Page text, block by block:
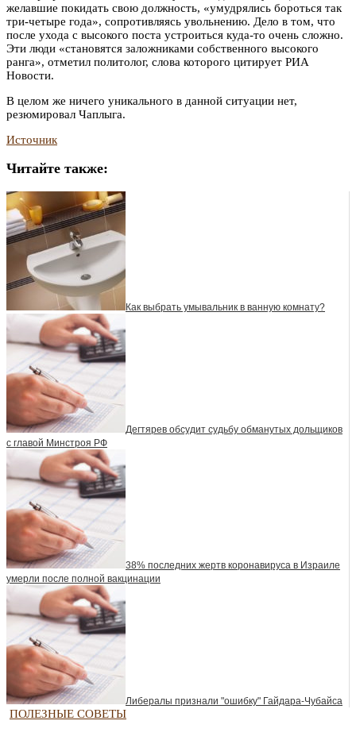
желавшие покидать свою должность, «умудрялись бороться так
три-четыре года», сопротивляясь увольнению. Дело в том, что
после ухода с высокого поста устроиться куда-то очень сложно.
Эти люди «становятся заложниками собственного высокого
ранга», отметил политолог, слова которого цитирует РИА
Новости.
В целом же ничего уникального в данной ситуации нет,
резюмировал Чаплыга.
Источник
Читайте также:
Как выбрать умывальник в ванную комнату?
Дегтярев обсудит судьбу обманутых дольщиков
с главой Минстроя РФ
38% последних жертв коронавируса в Израиле
умерли после полной вакцинации
Либералы признали "ошибку" Гайдара-Чубайса
ПОЛЕЗНЫЕ СОВЕТЫ